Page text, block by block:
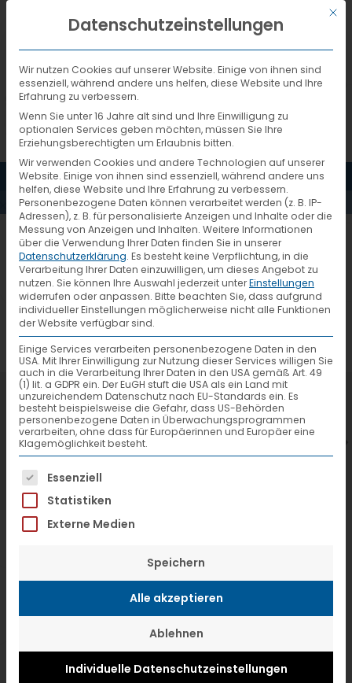
DEUTSCH
MENÜ
AKTUELLES
2025-Netzwerktreffen-3-Web
7. Juli 2026
VTL hat neuen Aufsichtsrat gewählt
Mit
Datenschutzeinstellungen
Wir nutzen Cookies auf unserer Website. Einige von ihnen sind
essenziell, während andere uns helfen, diese Website und Ihre
Erfahrung zu verbessern.
Wenn Sie unter 16 Jahre alt sind und Ihre Einwilligung zu
optionalen Services geben möchten, müssen Sie Ihre
Erziehungsberechtigten um Erlaubnis bitten.
Wir verwenden Cookies und andere Technologien auf unserer
Website. Einige von ihnen sind essenziell, während andere uns
helfen, diese Website und Ihre Erfahrung zu verbessern.
Personenbezogene Daten können verarbeitet werden (z. B. IP-
Adressen), z. B. für personalisierte Anzeigen und Inhalte oder die
Messung von Anzeigen und Inhalten. Weitere Informationen
über die Verwendung Ihrer Daten finden Sie in unserer
Datenschutzerklärung. Es besteht keine Verpflichtung, in die
Verarbeitung Ihrer Daten einzuwilligen, um dieses Angebot zu
nutzen. Sie können Ihre Auswahl jederzeit unterEinstellungen
widerrufen oder anpassen. Bitte beachten Sie, dass aufgrund
individueller Einstellungen möglicherweise nicht alle Funktionen
der Website verfügbar sind.
Einige Services verarbeiten personenbezogene Daten in den
USA. Mit Ihrer Einwilligung zur Nutzung dieser Services willigen Sie
auch in die Verarbeitung Ihrer Daten in den USA gemäß Art. 49
(1) lit. a GDPR ein. Der EuGH stuft die USA als ein Land mit
unzureichendem Datenschutz nach EU-Standards ein. Es
besteht beispielsweise die Gefahr, dass US-Behörden
personenbezogene Daten in Überwachungsprogrammen
verarbeiten, ohne dass für Europäerinnen und Europäer eine
Klagemöglichkeit besteht.
Es folgt eine Liste der Service-Gruppen,
Essenziell
Statistiken
Externe Medien
Speichern
Alle akzeptieren
Ablehnen
Individuelle Datenschutzeinstellungen